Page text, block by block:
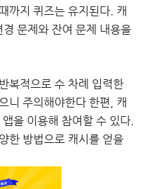
까지 퀴즈는 유지된다. 캐
문제와 잔여 문제 내용을
복적으로 수 차례 입력한
니 주의해야한다 한편, 캐
을 이용해 참여할 수 있다.
한 방법으로 캐시를 얻을